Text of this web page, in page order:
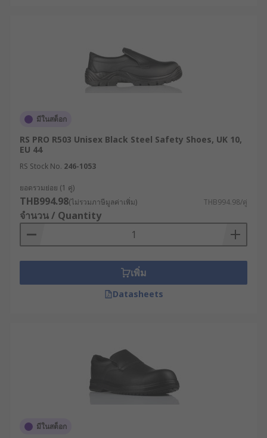
มีในสต็อก
RS PRO R503 Unisex Black Steel Safety Shoes, UK 10,
EU 44
RS Stock No. 246-1053
ยอดรวมย่อย (1 คู่)
THB994.98(ไม่รวมภาษีมูลค่าเพิ่ม) THB994.98/คู่
จำนวน / Quantity
เพิ่ม
Datasheets
มีในสต็อก